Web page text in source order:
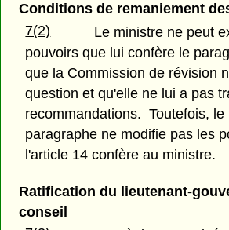
Conditions de remaniement
7(2)
Le ministre ne peut
pouvoirs que lui confère le
que la Commission de révision
question et qu'elle ne lui a pas
recommandations. Toutefois, le
paragraphe ne modifie pas les
l'article 14 confère au ministre.
Ratification du lieutenant-
conseil